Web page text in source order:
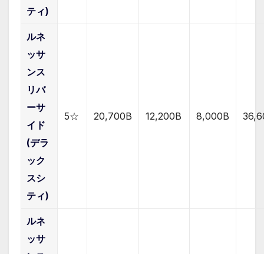
ティ)
ルネ
ッサ
ンス
リバ
ーサ
イド
(デラ
ック
スシ
ティ)
5☆ 20,700B 12,200B 8,000B
ルネ
ッサ